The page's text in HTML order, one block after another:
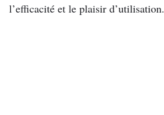
l’efficacité et le plaisir d’utilisation.